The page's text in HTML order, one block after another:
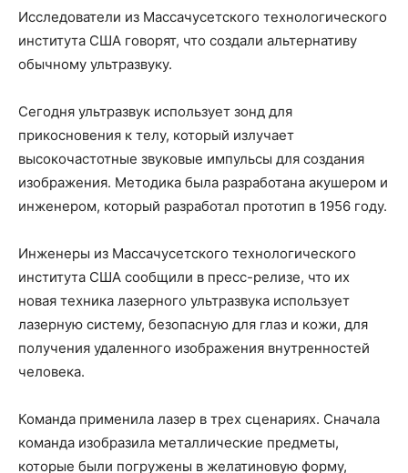
Исследователи из Массачусетского технологического
института США говорят, что создали альтернативу
обычному ультразвуку.
Сегодня ультразвук использует зонд для
прикосновения к телу, который излучает
высокочастотные звуковые импульсы для создания
изображения. Методика была разработана акушером и
инженером, который разработал прототип в 1956 году.
Инженеры из Массачусетского технологического
института США сообщили в пресс-релизе, что их
новая техника лазерного ультразвука использует
лазерную систему, безопасную для глаз и кожи, для
получения удаленного изображения внутренностей
человека.
Команда применила лазер в трех сценариях. Сначала
команда изобразила металлические предметы,
которые были погружены в желатиновую форму,